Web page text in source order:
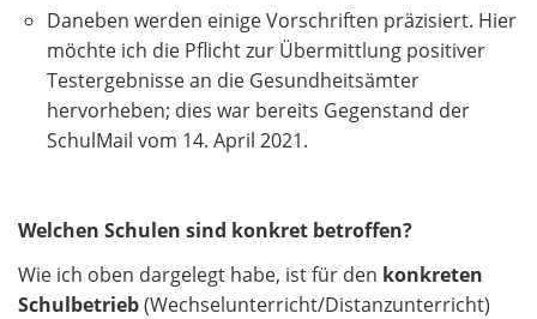
Daneben werden einige Vorschriften präzisiert. Hier
möchte ich die Pflicht zur Übermittlung positiver
Testergebnisse an die Gesundheitsämter
hervorheben; dies war bereits Gegenstand der
SchulMail vom 14. April 2021.
Welchen Schulen sind konkret betroffen?
Wie ich oben dargelegt habe, ist für den konkreten
Schulbetrieb(Wechselunterricht/Distanzunterricht)